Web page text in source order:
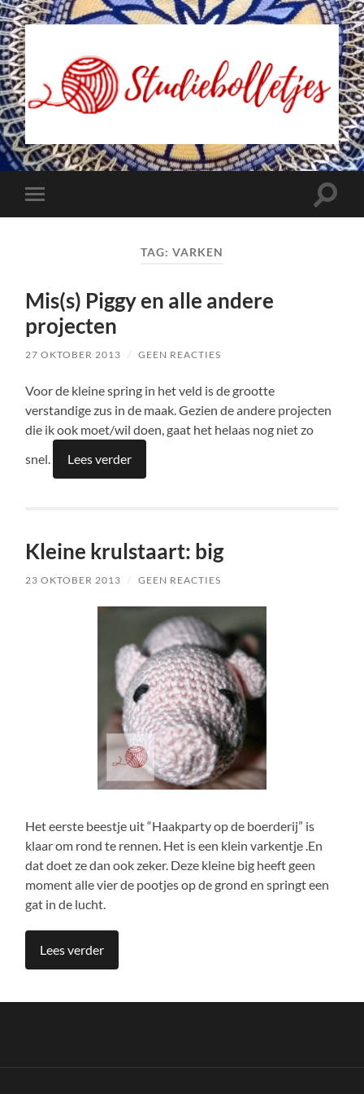
Studiebolletjes
Toggle
mobiel
Toggle
TAG: VARKEN
Mis(s) Piggy en alle andere
projecten
27 OKTOBER 2013 / GEEN REACTIES
Voor de kleine spring in het veld is de grootte
verstandige zus in de maak. Gezien de andere projecten
die ik ook moet/wil doen, gaat het helaas nog niet zo
snel.
Lees verder
Kleine krulstaart: big
23 OKTOBER 2013 / GEEN REACTIES
Het eerste beestje uit “Haakparty op de boerderij” is
klaar om rond te rennen. Het is een klein varkentje .En
dat doet ze dan ook zeker. Deze kleine big heeft geen
moment alle vier de pootjes op de grond en springt een
gat in de lucht.
Lees verder